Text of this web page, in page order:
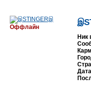
Ник
Оффлайн